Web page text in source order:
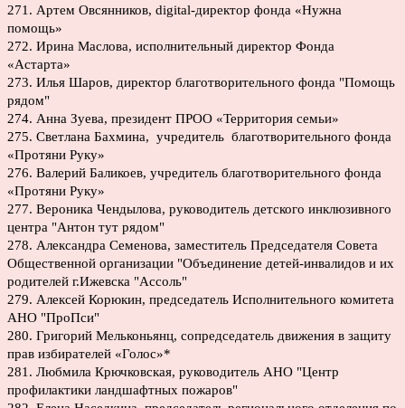
271. Артем Овсянников, digital-директор фонда «Нужна
помощь»
272. Ирина Маслова, исполнительный директор Фонда
«Астарта»
273. Илья Шаров, директор благотворительного фонда "Помощь
рядом"
274. Анна Зуева, президент ПРОО «Территория семьи»
275. Светлана Бахмина, учредитель благотворительного фонда
«Протяни Руку»
276. Валерий Баликоев, учредитель благотворительного фонда
«Протяни Руку»
277. Вероника Чендылова, руководитель детского инклюзивного
центра "Антон тут рядом"
278. Александра Семенова, заместитель Председателя Совета
Общественной организации "Объединение детей-инвалидов и их
родителей г.Ижевска "Ассоль"
279. Алексей Корюкин, председатель Исполнительного комитета
АНО "ПроПси"
280. Григорий Мельконьянц, сопредседатель движения в защиту
прав избирателей «Голос»*
281. Любмила Крючковская, руководитель АНО "Центр
профилактики ландшафтных пожаров"